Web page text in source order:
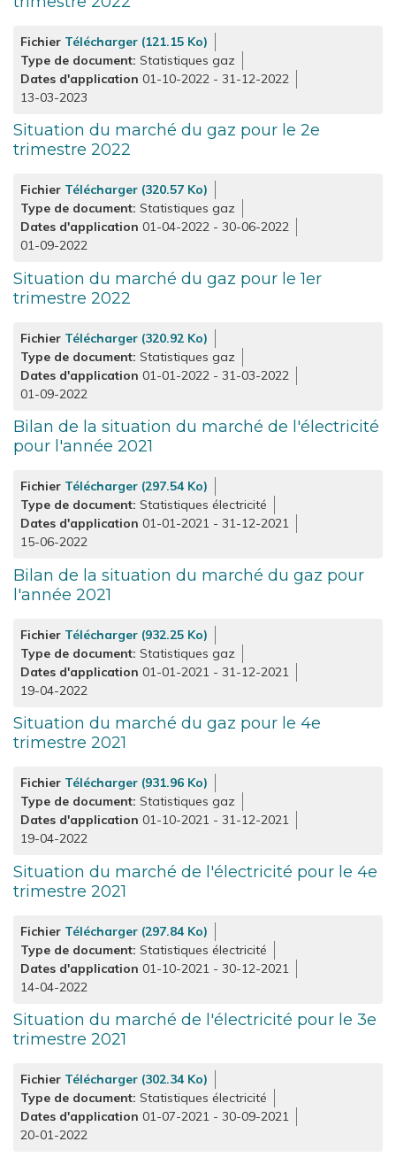
Fichier Télécharger (121.15 Ko)
Type de document Statistiques gaz
Dates d'application 01-10-2022 - 31-12-2022
13-03-2023
Situation du marché du gaz pour le 2e
trimestre 2022
Fichier Télécharger (320.57 Ko)
Type de document Statistiques gaz
Dates d'application 01-04-2022 - 30-06-2022
01-09-2022
Situation du marché du gaz pour le 1er
trimestre 2022
Fichier Télécharger (320.92 Ko)
Type de document Statistiques gaz
Dates d'application 01-01-2022 - 31-03-2022
01-09-2022
Bilan de la situation du marché de l'électricité
pour l'année 2021
Fichier Télécharger (297.54 Ko)
Type de document Statistiques électricité
Dates d'application 01-01-2021 - 31-12-2021
15-06-2022
Bilan de la situation du marché du gaz pour
l'année 2021
Fichier Télécharger (932.25 Ko)
Type de document Statistiques gaz
Dates d'application 01-01-2021 - 31-12-2021
19-04-2022
Situation du marché du gaz pour le 4e
trimestre 2021
Fichier Télécharger (931.96 Ko)
Type de document Statistiques gaz
Dates d'application 01-10-2021 - 31-12-2021
19-04-2022
Situation du marché de l'électricité pour le 4e
trimestre 2021
Fichier Télécharger (297.84 Ko)
Type de document Statistiques électricité
Dates d'application 01-10-2021 - 30-12-2021
14-04-2022
Situation du marché de l'électricité pour le 3e
trimestre 2021
Fichier Télécharger (302.34 Ko)
Type de document Statistiques électricité
Dates d'application 01-07-2021 - 30-09-2021
20-01-2022